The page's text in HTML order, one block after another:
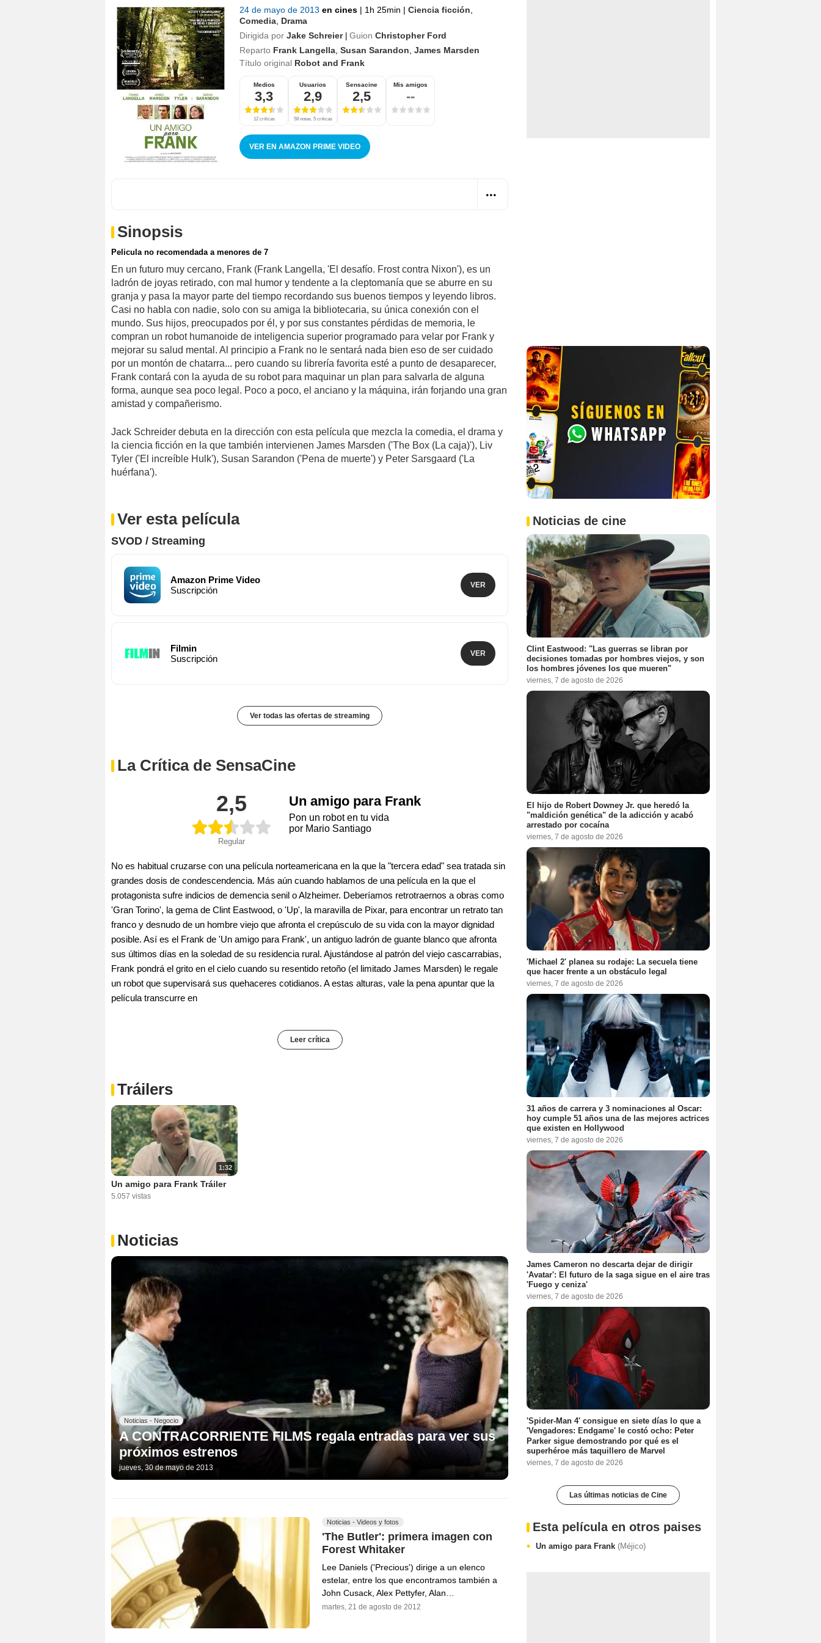
24 de mayo de 2013 en cines | 1h 25min | Ciencia ficción
Comedia Drama
Dirigida por Jake Schreier | Guion Christopher Ford
Reparto Frank Langella Susan Sarandon James Marsden
Título original Robot and Frank
Medios
3,3
12 críticas
Usuarios
2,9
58 notas, 5 críticas
Sensacine
2,5
Mis amigos
--
VER EN AMAZON PRIME VIDEO
Sinopsis
Pelicula no recomendada a menores de 7
En un futuro muy cercano, Frank (Frank Langella, 'El desafío. Frost contra Nixon'), es un
ladrón de joyas retirado, con mal humor y tendente a la cleptomanía que se aburre en su
granja y pasa la mayor parte del tiempo recordando sus buenos tiempos y leyendo libros.
Casi no habla con nadie, solo con su amiga la bibliotecaria, su única conexión con el
mundo. Sus hijos, preocupados por él, y por sus constantes pérdidas de memoria, le
compran un robot humanoide de inteligencia superior programado para velar por Frank y
mejorar su salud mental. Al principio a Frank no le sentará nada bien eso de ser cuidado
por un montón de chatarra... pero cuando su librería favorita esté a punto de desaparecer,
Frank contará con la ayuda de su robot para maquinar un plan para salvarla de alguna
forma, aunque sea poco legal. Poco a poco, el anciano y la máquina, irán forjando una gran
amistad y compañerismo.
Jack Schreider debuta en la dirección con esta película que mezcla la comedia, el drama y
la ciencia ficción en la que también intervienen James Marsden ('The Box (La caja)'), Liv
Tyler ('El increíble Hulk'), Susan Sarandon ('Pena de muerte') y Peter Sarsgaard ('La
huérfana').
Ver esta película
SVOD / Streaming
Amazon Prime Video
Suscripción
VER
Filmin
Suscripción
VER
Ver todas las ofertas de streaming
La Crítica de SensaCine
2,5
Regular
Un amigo para Frank
Pon un robot en tu vida
por Mario Santiago
No es habitual cruzarse con una película norteamericana en la que la "tercera edad" sea tratada sin
grandes dosis de condescendencia. Más aún cuando hablamos de una película en la que el
protagonista sufre indicios de demencia senil o Alzheimer. Deberíamos retrotraernos a obras como
'Gran Torino', la gema de Clint Eastwood, o 'Up', la maravilla de Pixar, para encontrar un retrato tan
franco y desnudo de un hombre viejo que afronta el crepúsculo de su vida con la mayor dignidad
posible. Así es el Frank de 'Un amigo para Frank', un antiguo ladrón de guante blanco que afronta
sus últimos días en la soledad de su residencia rural. Ajustándose al patrón del viejo cascarrabias,
Frank pondrá el grito en el cielo cuando su resentido retoño (el limitado James Marsden) le regale
un robot que supervisará sus quehaceres cotidianos. A estas alturas, vale la pena apuntar que la
película transcurre en
Leer crítica
Tráilers
1:32
Un amigo para Frank Tráiler
5.057 vistas
Noticias
Noticias - Negocio
A CONTRACORRIENTE FILMS regala entradas para ver sus
próximos estrenos
jueves, 30 de mayo de 2013
Noticias - Videos y fotos
'The Butler': primera imagen con
Forest Whitaker
Lee Daniels ('Precious') dirige a un elenco
estelar, entre los que encontramos también a
John Cusack, Alex Pettyfer, Alan…
martes, 21 de agosto de 2012
Noticias de cine
Clint Eastwood: "Las guerras se libran por
decisiones tomadas por hombres viejos, y son
los hombres jóvenes los que mueren"
viernes, 7 de agosto de 2026
El hijo de Robert Downey Jr. que heredó la
"maldición genética" de la adicción y acabó
arrestado por cocaína
viernes, 7 de agosto de 2026
'Michael 2' planea su rodaje: La secuela tiene
que hacer frente a un obstáculo legal
viernes, 7 de agosto de 2026
31 años de carrera y 3 nominaciones al Oscar:
hoy cumple 51 años una de las mejores actrices
que existen en Hollywood
viernes, 7 de agosto de 2026
James Cameron no descarta dejar de dirigir
'Avatar': El futuro de la saga sigue en el aire tras
'Fuego y ceniza'
viernes, 7 de agosto de 2026
'Spider-Man 4' consigue en siete días lo que a
'Vengadores: Endgame' le costó ocho: Peter
Parker sigue demostrando por qué es el
superhéroe más taquillero de Marvel
viernes, 7 de agosto de 2026
Las últimas noticias de Cine
Esta película en otros paises
Un amigo para Frank (Méjico)